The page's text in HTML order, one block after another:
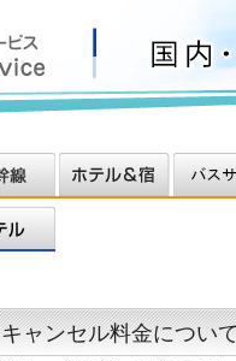
キャンセル料金につい